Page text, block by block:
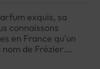
exquis, sa
connaissons
en France qu'un
de Frézier.